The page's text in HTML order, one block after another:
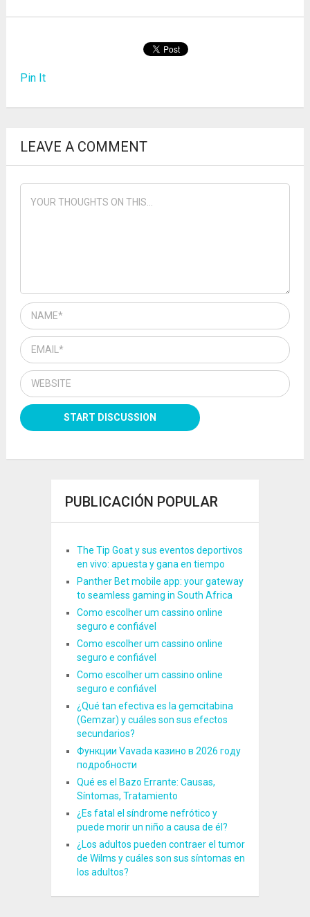
Pin It
LEAVE A COMMENT
PUBLICACIÓN POPULAR
The Tip Goat y sus eventos deportivos
en vivo: apuesta y gana en tiempo
Panther Bet mobile app: your gateway
to seamless gaming in South Africa
Como escolher um cassino online
seguro e confiável
Como escolher um cassino online
seguro e confiável
Como escolher um cassino online
seguro e confiável
¿Qué tan efectiva es la gemcitabina
(Gemzar) y cuáles son sus efectos
secundarios?
Функции Vavada казино в 2026 году
подробности
Qué es el Bazo Errante: Causas,
Síntomas, Tratamiento
¿Es fatal el síndrome nefrótico y
puede morir un niño a causa de él?
¿Los adultos pueden contraer el tumor
de Wilms y cuáles son sus síntomas en
los adultos?